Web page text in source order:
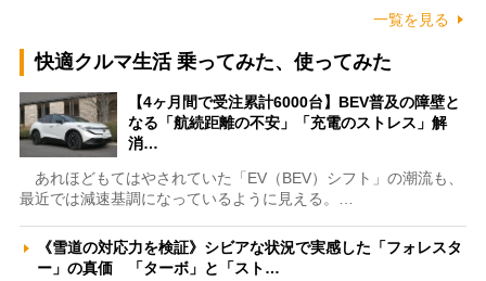
一覧を見る
快適クルマ生活 乗ってみた、使ってみた
【4ヶ月間で受注累計6000台】BEV普及の障壁と
なる「航続距離の不安」「充電のストレス」解
消…
あれほどもてはやされていた「EV（BEV）シフト」の潮流も、
最近では減速基調になっているように見える。…
《雪道の対応力を検証》シビアな状況で実感した「フォレスタ
ー」の真価 「ターボ」と「スト…